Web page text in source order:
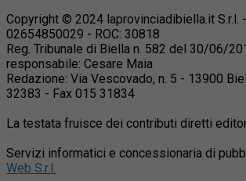
Copyright © 2024 laprovinciadibiella.it S.r.l. -
02654850029 - ROC: 30818
Reg. Tribunale di Biella n. 582 del 30/06/
responsabile: Cesare Maia
Redazione: Via Vescovado, n. 5 - 13900
32383 - Fax 015 31834
La testata fruisce dei contributi diretti
Servizi informatici e concessionaria di
Web S.r.l.